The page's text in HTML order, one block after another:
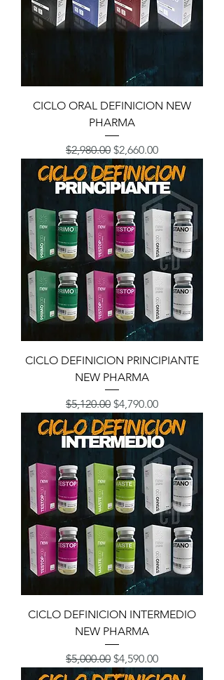
CICLO ORAL DEFINICION NEW
PHARMA
Precio
$2,980.00 Precio de oferta
$2,660.00
CICLO DEFINICION PRINCIPIANTE
NEW PHARMA
Precio
$5,120.00 Precio de oferta
$4,790.00
CICLO DEFINICION INTERMEDIO
NEW PHARMA
Precio
$5,000.00 Precio de oferta
$4,590.00